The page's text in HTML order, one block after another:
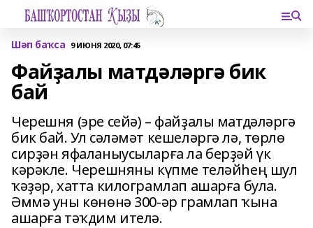
Шәп баҡса 9 ИЮНЯ 2020, 07:45
Файҙалы матдәләргә бик
бай
Черешня (эре сейә) – файҙалы матдәләргә
бик бай. Ул сәләмәт кешеләргә лә, төрлө
сирҙән яфаланыусыларға ла берҙәй үк
кәрәкле. Черешняны күпме теләйһең шул
ҡәҙәр, хатта килограмлап ашарға була.
Әммә уны көнөнә 300-әр грамлап ҡына
ашарға тәҡдим ителә.